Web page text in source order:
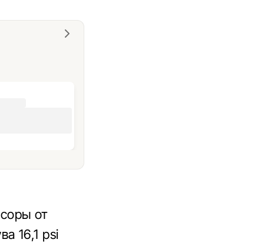
от
16,1 psi